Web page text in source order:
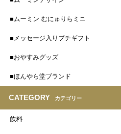
■ムーミン むにゅりらミニ
■メッセージ入りプチギフト
■おやすみグッズ
■ほんやら堂ブランド
CATEGORY カテゴリー
飲料